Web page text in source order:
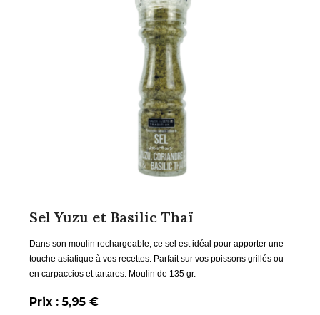
Sel Yuzu et Basilic Thaï
Dans son moulin rechargeable, ce sel est idéal pour apporter une
touche asiatique à vos recettes. Parfait sur vos poissons grillés ou
en carpaccios et tartares. Moulin de 135 gr.
Prix : 5,95 €
En savoir plus